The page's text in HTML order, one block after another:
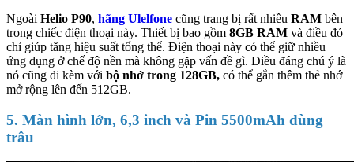
Ngoài Helio P90, hãng Ulelfone cũng trang bị rất nhiều RAM bên
trong chiếc điện thoại này. Thiết bị bao gồm 8GB RAM và điều đó
chỉ giúp tăng hiệu suất tổng thể. Điện thoại này có thể giữ nhiều
ứng dụng ở chế độ nền mà không gặp vấn đề gì. Điều đáng chú ý là
nó cũng đi kèm với bộ nhớ trong 128GB, có thể gắn thêm thẻ nhớ
mở rộng lên đến 512GB.
5. Màn hình lớn, 6,3 inch và Pin 5500mAh dùng
trâu